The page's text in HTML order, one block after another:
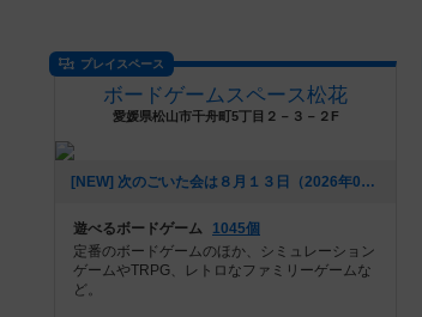
プレイスペース
ボードゲームスペース松花
愛媛県松山市千舟町5丁目２－３－２F
[NEW] 次のごいた会は８月１３日（2026年07月25日 15時21分）
遊べるボードゲーム
1045個
定番のボードゲームのほか、シミュレーション
ゲームやTRPG、レトロなファミリーゲームな
ど。